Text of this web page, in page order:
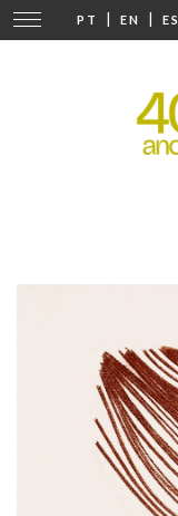
PT | EN | ES
Modifier
la